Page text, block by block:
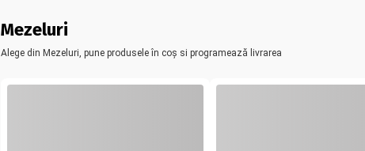
Mezeluri
Alege din Mezeluri, pune produsele în coș si programează livrarea